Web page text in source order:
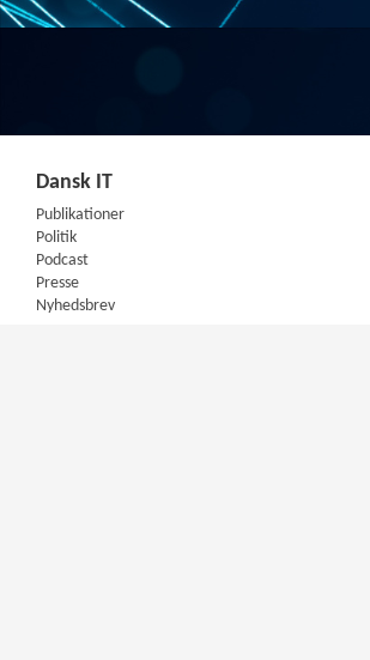
Dansk IT
Publikationer
Politik
Podcast
Presse
Nyhedsbrev